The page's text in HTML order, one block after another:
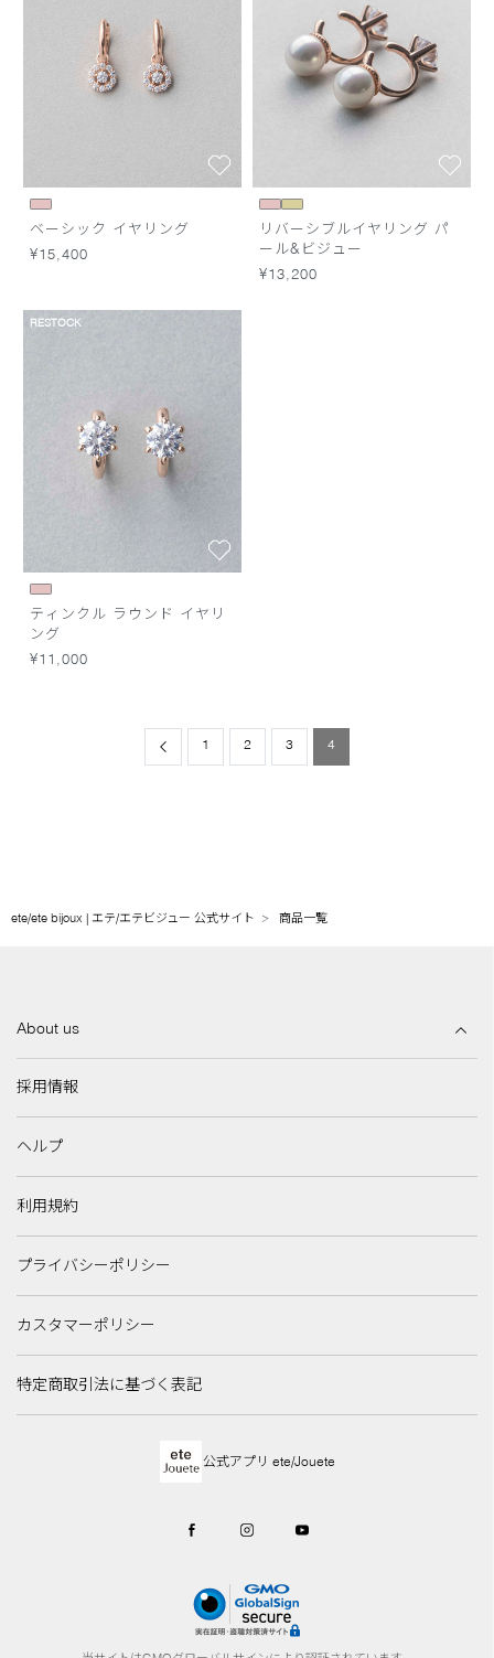
ベーシック イヤリング
¥15,400
リバーシブルイヤリング パ
ール&ビジュー
¥13,200
RESTOCK
ティンクル ラウンド イヤリ
ング
¥11,000
Previous
1 2 3 4
ete/ete bijoux | エテ/エテビジュー 公式サイト 商品一覧
About us
採用情報
ヘルプ
利用規約
プライバシーポリシー
カスタマーポリシー
特定商取引法に基づく表記
公式アプリ ete/Jouete